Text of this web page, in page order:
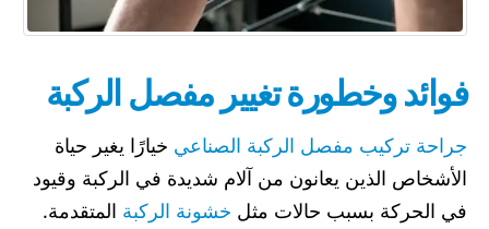
فوائد وخطورة تغيير مفصل الركبة
جراحة تركيب مفصل الركبة الصناعي خيارًا يغير حياة
الأشخاص الذين يعانون من آلام شديدة في الركبة وقيود
في الحركة بسبب حالات مثل خشونة الركبة المتقدمة.